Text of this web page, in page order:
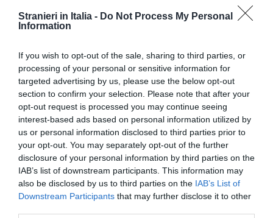
Stranieri in Italia - Do Not Process My Personal
Information
If you wish to opt-out of the sale, sharing to third parties, or
processing of your personal or sensitive information for
targeted advertising by us, please use the below opt-out
section to confirm your selection. Please note that after your
opt-out request is processed you may continue seeing
interest-based ads based on personal information utilized by
us or personal information disclosed to third parties prior to
your opt-out. You may separately opt-out of the further
disclosure of your personal information by third parties on the
IAB’s list of downstream participants. This information may
also be disclosed by us to third parties on the IAB’s List of
Downstream Participants that may further disclose it to other
Articolo seguente
TI POTREBBERO INTERESSARE
ANCHE: